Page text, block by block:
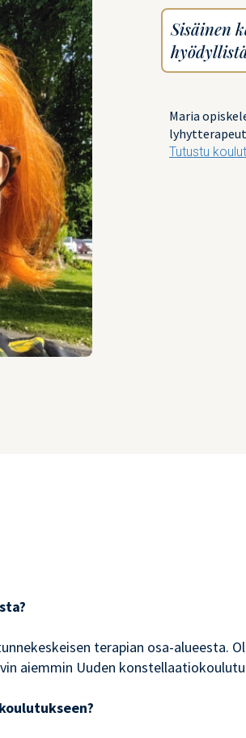
Sisäinen
Maria
Tutustu
terapian osa-alueesta.
aiemmin Uuden